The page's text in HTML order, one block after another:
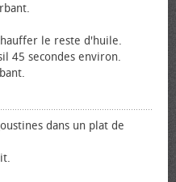
le reste d'huile.
45 secondes environ.
dans un plat de